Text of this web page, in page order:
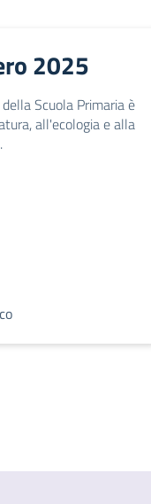
2025
Scuola Primaria è
all'ecologia e alla